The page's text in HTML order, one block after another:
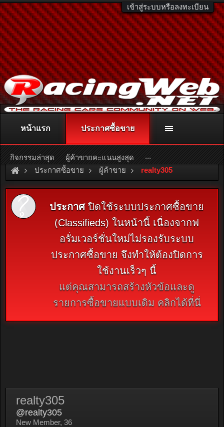
เข้าสู่ระบบหรือลงทะเบียน
ติดต่อลงโฆษณา racingweb@gmail.com
หรือโทร. 081-811-1138
หรืออ่านรายละเอียดเพิ่มเติม คลิกที่นี่
ประกาศซื้อขาย ผู้ค้าขาย realty305
ประกาศปิดใช้ระบบประกาศซื้อขาย
(Classifieds) ในหน้านี้ เนื่องจากฟ
อรั่มเวอร์ชั่นใหม่ไม่รองรับระบบ
ประกาศซื้อขาย จึงทำให้ต้องปิดการ
ใช้งานเร็วๆ นี้
แต่คุณสามารถสร้างหัวข้อและดู
รายการซื้อขายแบบเดิม คลิกได้ที่นี่
realty305
@realty305
New Member, 36
หน้าแรก ประกาศซื้อขาย
กิจกรรมล่าสุด ผู้ค้าขายคะแนนสูงสุด ...